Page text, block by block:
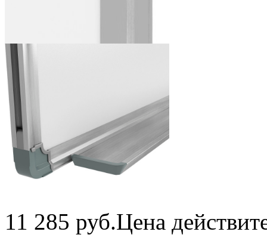
11 285 руб.Цена